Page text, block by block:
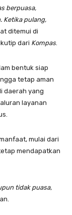
berpuasa,
Ketika pulang,
ditemui di
dari Kompas
bentuk siap
tetap aman
daerah yang
layanan
mulai dari
mendapatkan
tidak puasa,